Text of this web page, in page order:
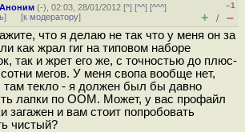
Аноним (-), 02:03, 28/01/2012 [^] [^^] [^^^]
] [к модератору]
–1
+ / –
что я делаю не так что у меня он за
как жрал гиг на типовом наборе
так и жрет его же, с точностью до плюс-
мегов. У меня свопа вообще нет,
там текло - я должен был бы давно
лапки по OOM. Может, у вас профайл
загажен и вам стоит попробовать
чистый?